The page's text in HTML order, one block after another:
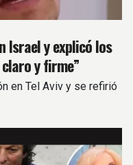
Israel y explicó los
y firme”
en Tel Aviv y se refirió